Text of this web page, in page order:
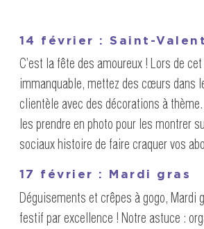
14 février : Saint-
C’est la fête des amoureux ! Lors de
immanquable, mettez des cœurs dans
clientèle avec des décorations à thème.
les prendre en photo pour les montrer
sociaux histoire de faire craquer vos
17 février : Mardi gras
Déguisements et crêpes à gogo, Mardi
festif par excellence ! Notre astuce :